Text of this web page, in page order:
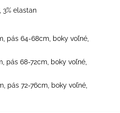
3% elastan
pás 64-68cm, boky voľné,
pás 68-72cm, boky voľné,
pás 72-76cm, boky voľné,